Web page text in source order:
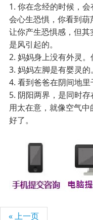
1. 你在念经的时候，会
会心生恐惧，你看到
让你产生恐惧感，但
是风引起的。
2. 妈妈身上没有外灵
3. 妈妈左脚是有婴灵的。
4. 看到爸爸在阴间地
5. 阴阳两界，是同时
用太在意，就像空气
好了。
« 上一页